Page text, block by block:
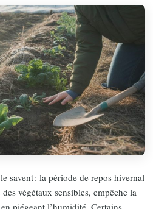
savent : la période de repos hivernal
végétaux sensibles, empêche la